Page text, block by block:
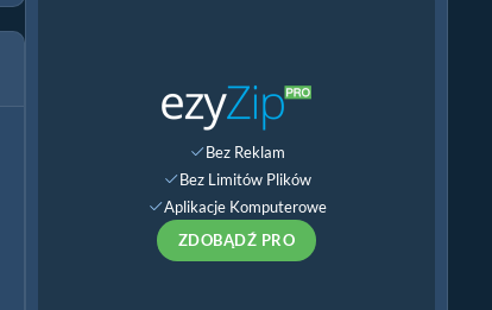
Bez Reklam
Bez Limitów Plików
Aplikacje Komputerowe
ZDOBĄDŹ PRO